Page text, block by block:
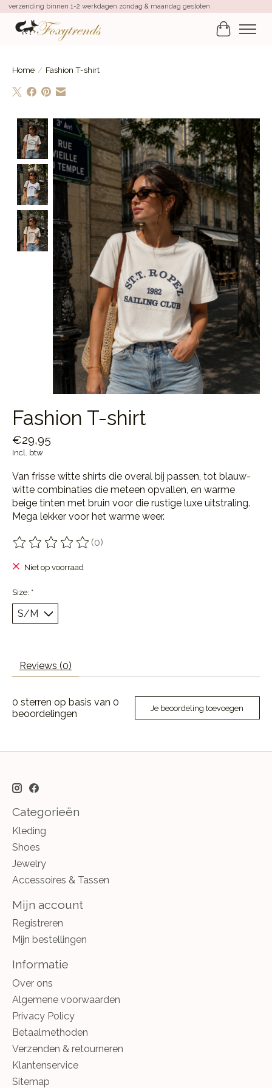
verzending binnen 1-2 werkdagen zondag & maandag gesloten
Home / Fashion T-shirt
Product image slideshow Items
Fashion T-shirt
€29,95
Incl. btw
Van frisse witte shirts die overal bij passen, tot blauw-
witte combinaties die meteen opvallen, en warme
beige tinten met bruin voor die rustige luxe uitstraling.
Mega lekker voor het warme weer.
De beoordeling van dit product is
(0)
Niet op voorraad
Size: *
Reviews (0)
0 sterren op basis van 0
beoordelingen
Je beoordeling toevoegen
Categorieën
Kleding
Shoes
Jewelry
Accessoires & Tassen
Mijn account
Registreren
Mijn bestellingen
Informatie
Over ons
Algemene voorwaarden
Privacy Policy
Betaalmethoden
Verzenden & retourneren
Klantenservice
Sitemap